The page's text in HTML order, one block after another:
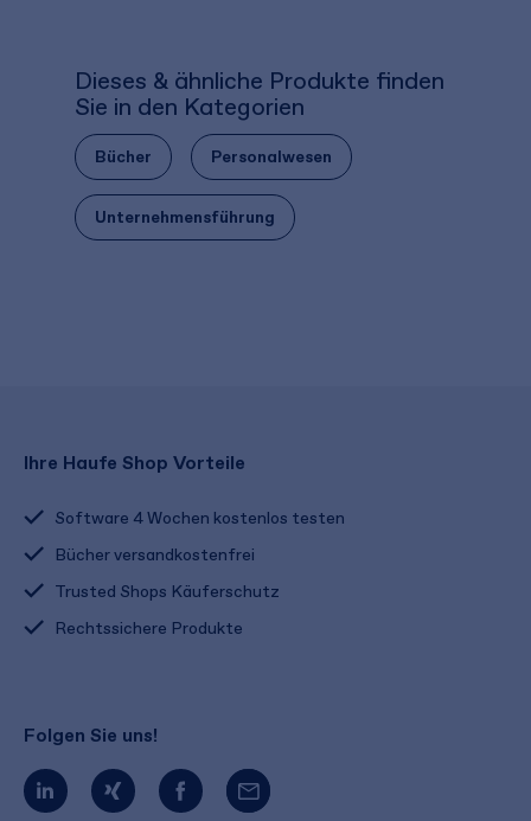
Dieses & ähnliche Produkte finden
Sie in den Kategorien
Bücher Personalwesen
Unternehmensführung
Ihre Haufe Shop Vorteile
Software 4 Wochen kostenlos testen
Bücher versandkostenfrei
Trusted Shops Käuferschutz
Rechtssichere Produkte
Folgen Sie uns!